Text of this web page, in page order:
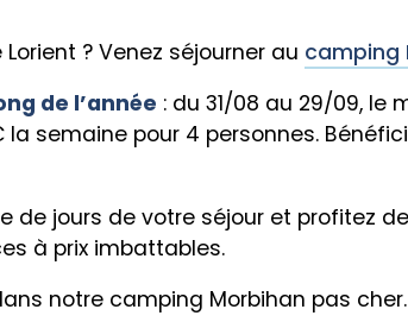
? Venez séjourner au camping
de l’année : du 31/08 au 29/09, le
la semaine pour 4 personnes.
de jours de votre séjour et profitez
à prix imbattables.
notre camping Morbihan pas cher.